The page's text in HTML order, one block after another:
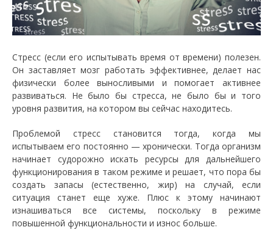
Стресс (если его испытывать время от времени) полезен.
Он заставляет мозг работать эффективнее, делает нас
физически более выносливыми и помогает активнее
развиваться. Не было бы стресса, не было бы и того
уровня развития, на котором вы сейчас находитесь.
Проблемой стресс становится тогда, когда мы
испытываем его постоянно — хронически. Тогда организм
начинает судорожно искать ресурсы для дальнейшего
функционирования в таком режиме и решает, что пора бы
создать запасы (естественно, жир) на случай, если
ситуация станет еще хуже. Плюс к этому начинают
изнашиваться все системы, поскольку в режиме
повышенной функциональности и износ больше.